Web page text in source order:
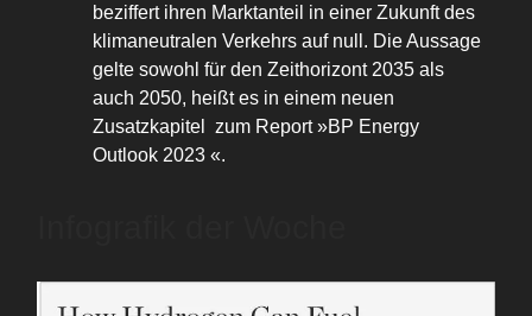
beziffert ihren Marktanteil in einer Zukunft des
klimaneutralen Verkehrs auf null. Die Aussage
gelte sowohl für den Zeithorizont 2035 als
auch 2050, heißt es in einem neuen
Zusatzkapitel zum Report »BP Energy
Outlook 2023 «.